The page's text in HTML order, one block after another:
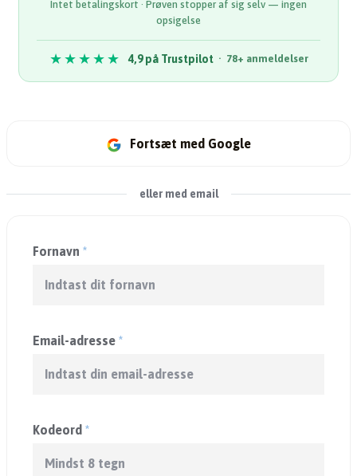
Intet betalingskort · Prøven stopper af sig selv — ingen
opsigelse
★★★★★ 4,9 på Trustpilot · 78+ anmeldelser
Fortsæt med Google
eller med email
Fornavn *
Email-adresse *
Kodeord *